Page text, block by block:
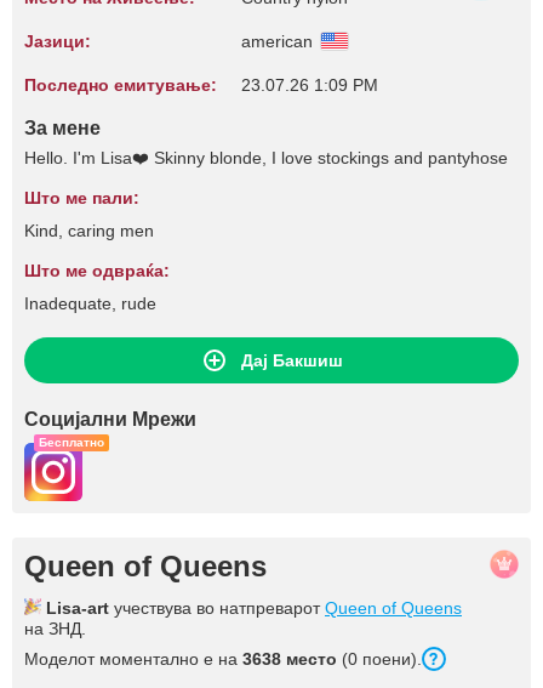
Јазици: american
Последно емитување: 23.07.26 1:09 PM
За мене
Hello. I'm Lisa❤️ Skinny blonde, I love stockings and pantyhose
Што ме пали:
Kind, caring men
Што ме одвраќа:
Inadequate, rude
Дај Бакшиш
Социјални Мрежи
Бесплатно
Queen of Queens
Lisa-art учествува во натпреваротQueen of Queens
на ЗНД.
Моделот моментално е на 3638 место (0 поени).